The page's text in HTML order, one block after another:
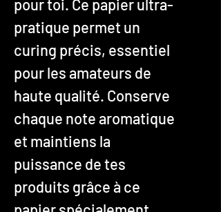
pour toi. Ce papier ultra-
pratique permet un
curing précis, essentiel
pour les amateurs de
haute qualité. Conserve
chaque note aromatique
et maintiens la
puissance de tes
produits grâce à ce